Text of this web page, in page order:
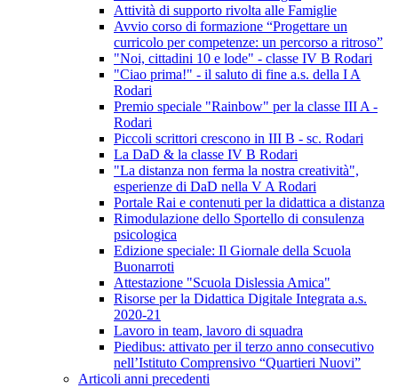
Attività di supporto rivolta alle Famiglie
Avvio corso di formazione “Progettare un
curricolo per competenze: un percorso a ritroso”
"Noi, cittadini 10 e lode" - classe IV B Rodari
"Ciao prima!" - il saluto di fine a.s. della I A
Rodari
Premio speciale "Rainbow" per la classe III A -
Rodari
Piccoli scrittori crescono in III B - sc. Rodari
La DaD & la classe IV B Rodari
"La distanza non ferma la nostra creatività",
esperienze di DaD nella V A Rodari
Portale Rai e contenuti per la didattica a distanza
Rimodulazione dello Sportello di consulenza
psicologica
Edizione speciale: Il Giornale della Scuola
Buonarroti
Attestazione "Scuola Dislessia Amica"
Risorse per la Didattica Digitale Integrata a.s.
2020-21
Lavoro in team, lavoro di squadra
Piedibus: attivato per il terzo anno consecutivo
nell’Istituto Comprensivo “Quartieri Nuovi”
Articoli anni precedenti